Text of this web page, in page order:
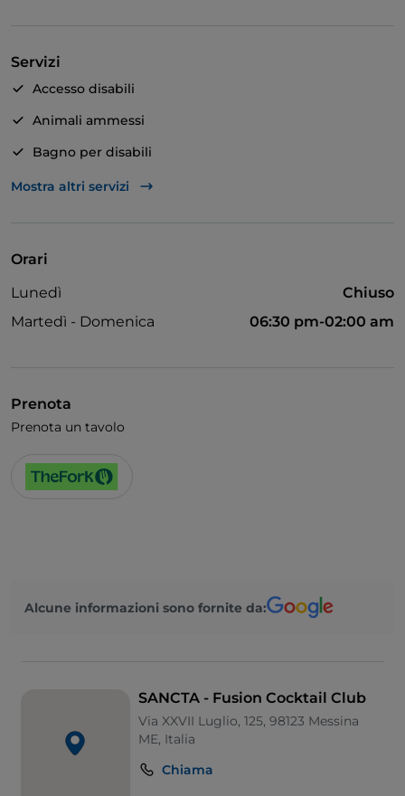
Servizi
Accesso disabili
Animali ammessi
Bagno per disabili
Cocktail
Mostra altri servizi
Orari
Lunedì
Chiuso
Martedì - Domenica
06:30 pm-02:00 am
Prenota
Prenota un tavolo
Alcune informazioni sono fornite da:
SANCTA - Fusion Cocktail Club
Via XXVII Luglio, 125, 98123 Messina
ME, Italia
Chiama